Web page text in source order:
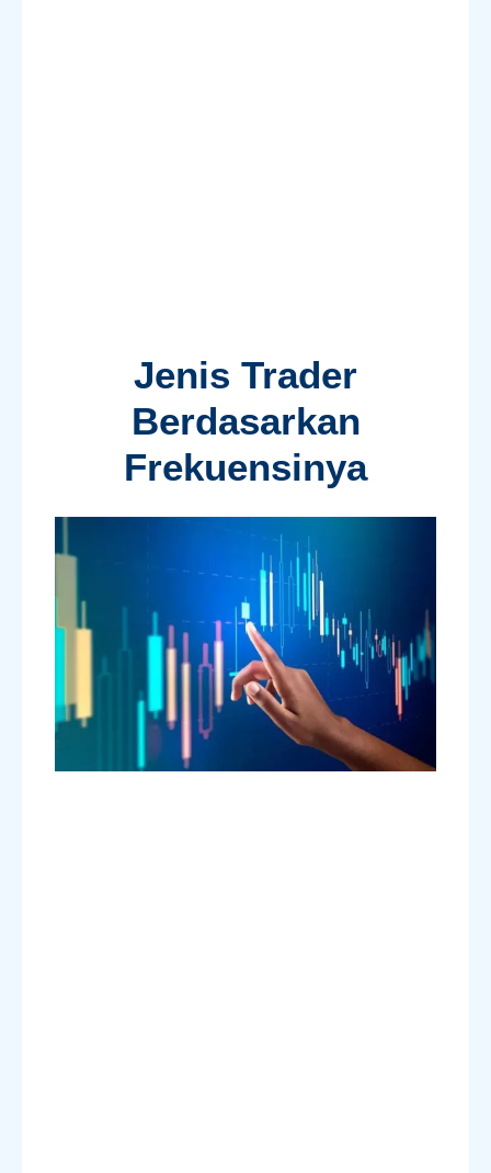
Jenis Trader
Berdasarkan
Frekuensinya